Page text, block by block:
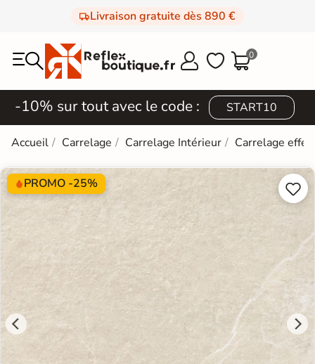
Livraison gratuite dès 890 €
  0
-10% sur tout avec le code : START10
Accueil Carrelage Carrelage Intérieur Carrelage effet
PROMO -25% 
